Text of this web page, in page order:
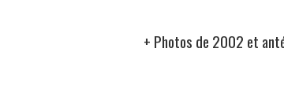
+ Photos de 2002 et